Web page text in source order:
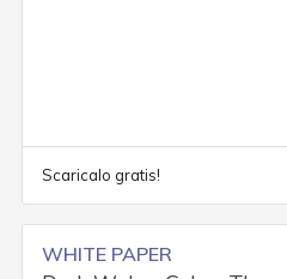
Scaricalo gratis!
WHITE PAPER